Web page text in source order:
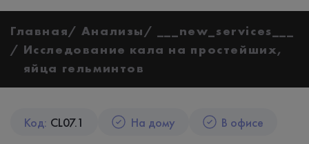
Главная Анализы
___new_services___
Исследование кала на простейших,
яйца гельминтов
Код: CL07.1 На дому В офисе